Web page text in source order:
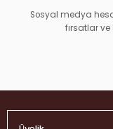
Sosyal medya
fırsatlar